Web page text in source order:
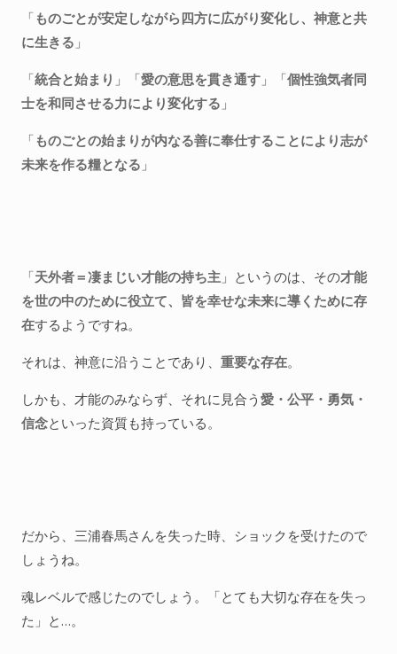
「 ものごとが安定しながら四方に広がり変化し、神意と共
に生きる 」
「統合と始まり 」「愛の意思を貫き通す 」「個性強気者同
士を和同させる力により変化する 」
「 ものごとの始まりが内なる善に奉仕することにより志が
未来を作る糧となる 」
「天外者＝凄まじい才能の持ち主 」というのは、その才能
を世の中のために役立て、皆を幸せな未来に導くために存
在するようですね。
それは、神意に沿うことであり、 重要な存在。
しかも、才能のみならず、それに見合う 愛・公平・勇気・
信念といった資質も持っている。
だから、三浦春馬さんを失った時、ショックを受けたので
しょうね。
魂レベルで感じたのでしょう。「とても大切な存在を失っ
た」と…。